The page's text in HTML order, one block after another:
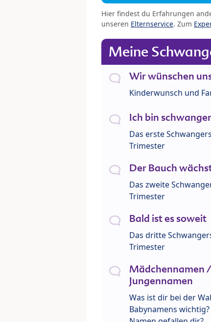
Hier findest du Erfahrungen
unseren Elternservice. Zum
Meine
Wir wünschen
Kinderwunsch und
Ich bin
Das erste
Trimester
Der Bauch
Das zweite
Trimester
Bald ist es soweit
Das dritte
Trimester
Mädchennamen /
Jungennamen
Was ist dir bei der
Babynamens